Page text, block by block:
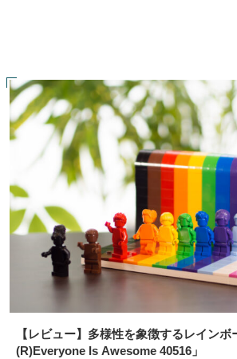
【レビュー】多様性を象徴するレインボ
(R)Everyone Is Awesome 40516」